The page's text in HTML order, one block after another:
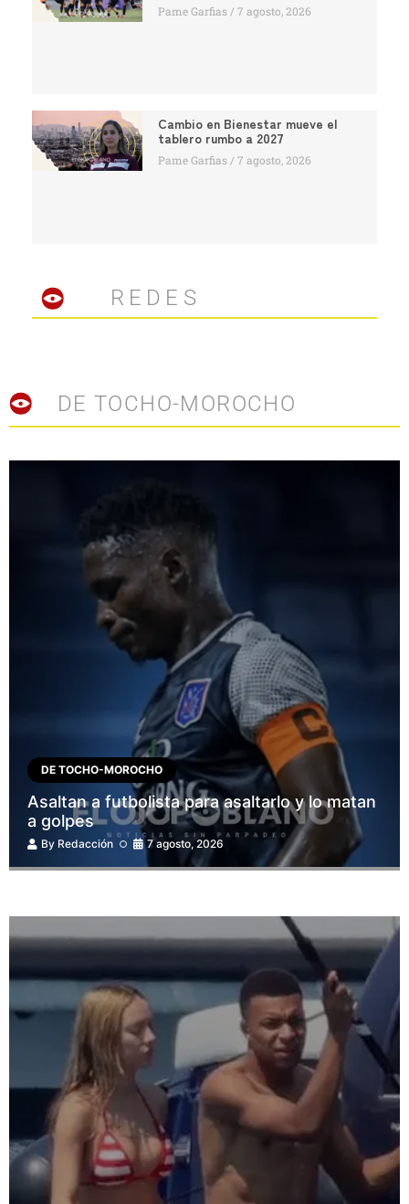
Pame Garfias 7 agosto, 2026
Cambio en Bienestar mueve el
tablero rumbo a 2027
Pame Garfias 7 agosto, 2026
REDES
DE TOCHO-MOROCHO
DE TOCHO-MOROCHO
Asaltan a futbolista para asaltarlo y lo matan
a golpes
By Redacción 7 agosto, 2026